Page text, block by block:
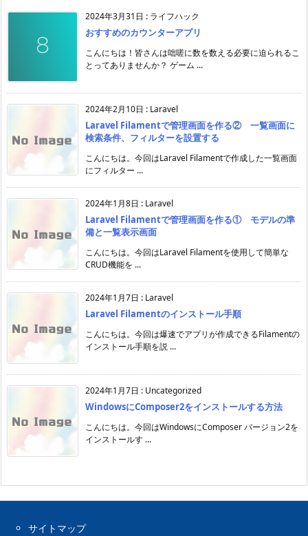
2024年3月31日 : ライフハック
おすすめのカウンターアプリ
こんにちは！皆さんは咄嗟に数を数える必要に迫られるこ
とってありませんか？ ゲーム ...
2024年2月10日 : Laravel
Laravel Filamentで管理画面を作る② 一覧画面に
検索条件、フィルターを設置する
こんにちは。今回はLaravel Filamentで作成した一覧画面
にフィルター ...
2024年1月8日 : Laravel
Laravel Filamentで管理画面を作る① モデルの準
備と一覧表示画面
こんにちは。今回はLaravel Filamentを使用して簡単な
CRUD機能を ...
2024年1月7日 : Laravel
Laravel Filamentのインストール手順
こんにちは。今回は爆速でアプリが作成できるFilamentの
インストール手順を説 ...
2024年1月7日 : Uncategorized
WindowsにComposer2をインストールする方法
こんにちは。今回はWindowsにComposer バージョン2を
インストールす ...
サイトマップ